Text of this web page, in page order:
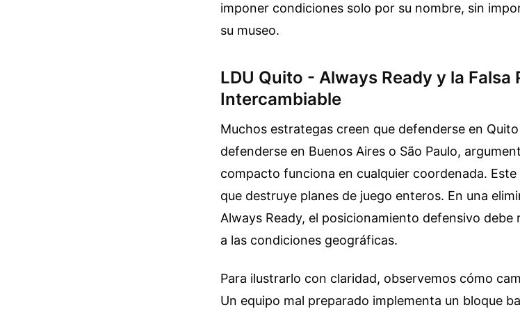
imponer condiciones solo por su nombre, sin
su museo.
LDU Quito - Always Ready y la Falsa
Intercambiable
Muchos estrategas creen que defenderse en
defenderse en Buenos Aires o São Paulo,
compacto funciona en cualquier coordenada.
que destruye planes de juego enteros. En una
Always Ready, el posicionamiento defensivo
a las condiciones geográficas.
Para ilustrarlo con claridad, observemos cómo
Un equipo mal preparado implementa un bloque